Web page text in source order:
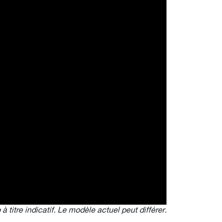
à titre indicatif. Le modèle actuel peut différer.